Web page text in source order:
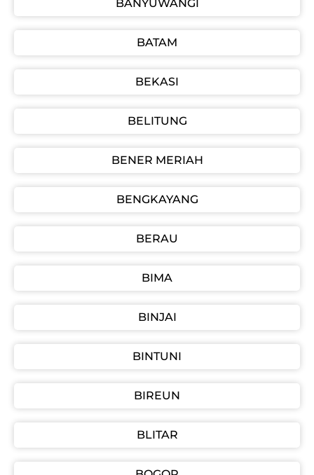
BANYUWANGI
BATAM
BEKASI
BELITUNG
BENER MERIAH
BENGKAYANG
BERAU
BIMA
BINJAI
BINTUNI
BIREUN
BLITAR